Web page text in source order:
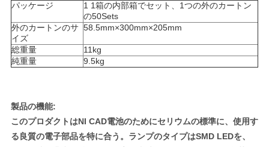
要
求
し
さ
い
パッケージ
1 1箱の内部箱でセット、1つの外のカートン
の50Sets
外のカートンのサ
イズ
58.5mm×300mm×205mm
総重量
11kg
純重量
9.5kg
製品の機能:
このプロダクトはNI CAD電池のためにセリウムの標準に、使用す
る良質の電子部品を特に合う。ランプのタイプはSMD LEDを、